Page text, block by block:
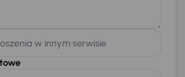
w innym serwisie